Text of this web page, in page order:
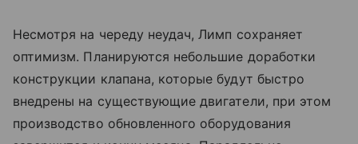
Несмотря на череду неудач, Лимп сохраняет
оптимизм. Планируются небольшие доработки
конструкции клапана, которые будут быстро
внедрены на существующие двигатели, при этом
производство обновленного оборудования